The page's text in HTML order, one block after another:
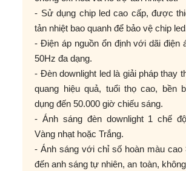
- Sử dụng chip led cao cấp, được
tản nhiệt bao quanh để bảo vệ chip
- Điện áp nguồn ổn định với dãi điện
50Hz đa dạng.
- Đèn downlight led là giải pháp thay
quang hiệu quả, tuổi thọ cao, bền
dụng đến 50.000 giờ chiếu sáng.
- Ánh sáng đèn downlight 1 chế
Vàng nhạt hoặc Trắng.
- Ánh sáng với chỉ số hoàn màu cao
đến anh sáng tự nhiên, an toàn,